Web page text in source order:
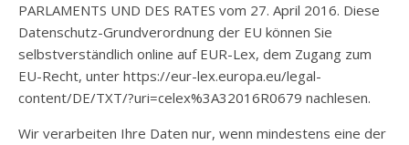
PARLAMENTS UND DES RATES vom 27. April 2016. Diese
Datenschutz-Grundverordnung der EU können Sie
selbstverständlich online auf EUR-Lex, dem Zugang zum
EU-Recht, unter https://eur-lex.europa.eu/legal-
content/DE/TXT/?uri=celex%3A32016R0679 nachlesen.
Wir verarbeiten Ihre Daten nur, wenn mindestens eine der